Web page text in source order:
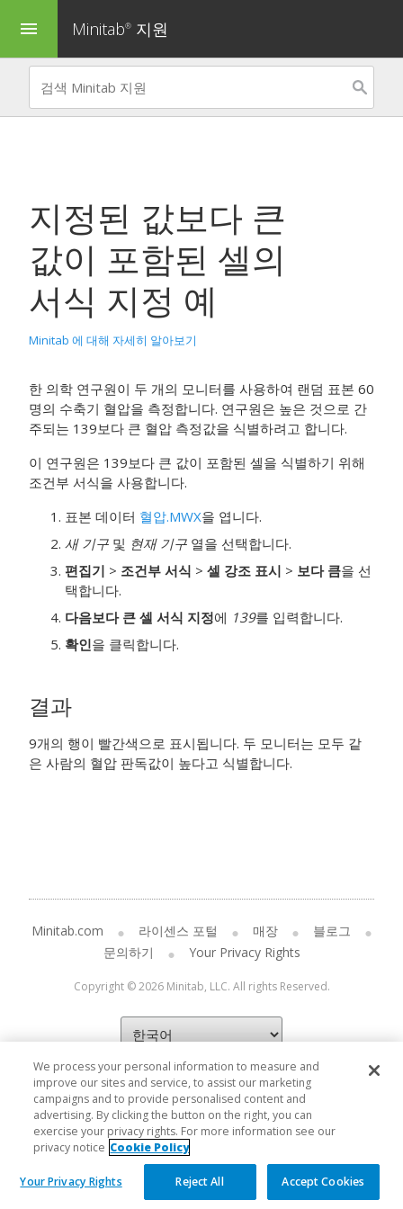
menu Minitab® 지원
지정된 값보다 큰
값이 포함된 셀의
서식 지정 예
Minitab 에 대해 자세히 알아보기
한 의학 연구원이 두 개의 모니터를 사용하여 랜덤 표본 60
명의 수축기 혈압을 측정합니다. 연구원은 높은 것으로 간
주되는 139보다 큰 혈압 측정값을 식별하려고 합니다.
이 연구원은 139보다 큰 값이 포함된 셀을 식별하기 위해
조건부 서식을 사용합니다.
표본 데이터 혈압.MWX을 엽니다.
새 기구 및 현재 기구 열을 선택합니다.
편집기 > 조건부 서식 > 셀 강조 표시 > 보다 큼을 선
택합니다.
다음보다 큰 셀 서식 지정에 139를 입력합니다.
확인을 클릭합니다.
결과
9개의 행이 빨간색으로 표시됩니다. 두 모니터는 모두 같
은 사람의 혈압 판독값이 높다고 식별합니다.
Minitab.com 라이센스 포털 매장
블로그
문의하기
Your Privacy Rights
Copyright © 2026 Minitab, LLC. All rights Reserved.
We process your personal information to measure and
improve our sites and service, to assist our marketing
campaigns and to provide personalised content and
advertising. By clicking the button on the right, you can
exercise your privacy rights. For more information see our
privacy notice Cookie Policy
Your Privacy Rights Reject All Accept Cookies